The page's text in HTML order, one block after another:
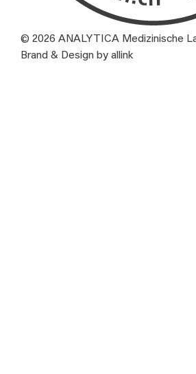
© 2026 ANALYTICA Medizinische
Brand & Design by allink